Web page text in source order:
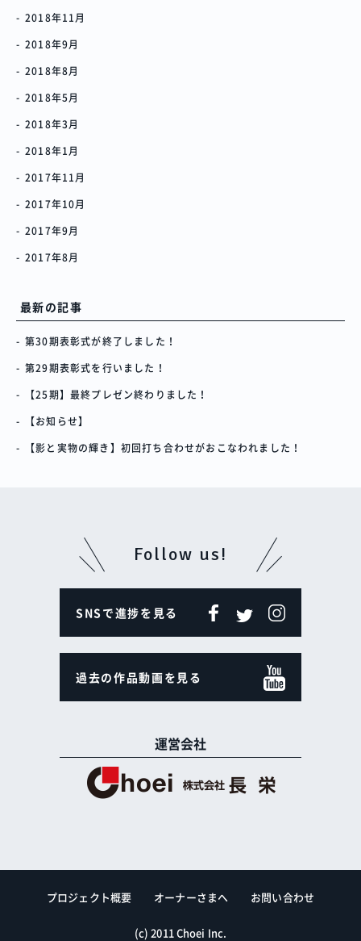
2018年11月
2018年9月
2018年8月
2018年5月
2018年3月
2018年1月
2017年11月
2017年10月
2017年9月
2017年8月
最新の記事
第30期表彰式が終了しました！
第29期表彰式を行いました！
【25期】最終プレゼン終わりました！
【お知らせ】
【影と実物の輝き】初回打ち合わせがおこなわれました！
Follow us!
SNSで進捗を見る
過去の作品動画を見る
運営会社
プロジェクト概要 オーナーさまへ お問い合わせ
(c) 2011 Choei Inc.